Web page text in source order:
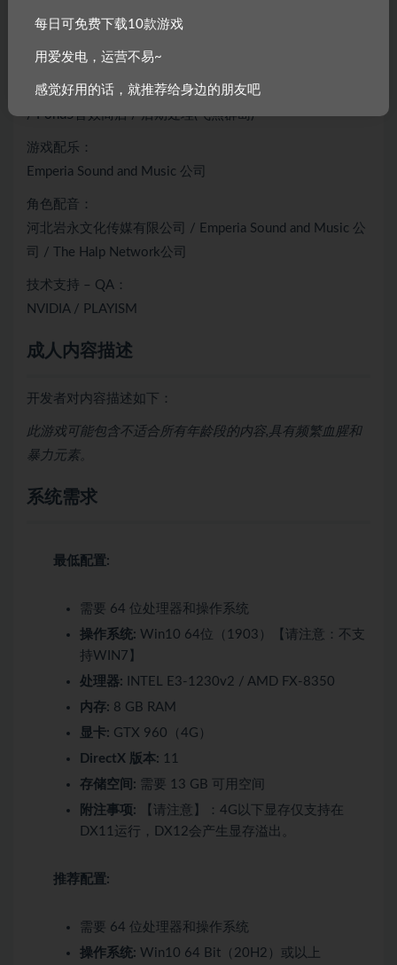
C++程序：虚幻插件商店
游戏音效：
音效资源：A Sound Effect音效商店 / Audiojungle音效商店
/ Pond5音效商店 / 后期处理(飞燕群岛)
游戏配乐：
Emperia Sound and Music 公司
角色配音：
河北岩永文化传媒有限公司 / Emperia Sound and Music 公
司 / The Halp Network公司
技术支持 – QA：
NVIDIA / PLAYISM
成人内容描述
开发者对内容描述如下：
此游戏可能包含不适合所有年龄段的内容,具有频繁血腥和
暴力元素。
系统需求
最低配置:
需要 64 位处理器和操作系统
操作系统: Win10 64位（1903）【请注意：不支
持WIN7】
处理器: INTEL E3-1230v2 / AMD FX-8350
内存: 8 GB RAM
显卡: GTX 960（4G）
DirectX 版本: 11
存储空间: 需要 13 GB 可用空间
附注事项: 【请注意】：4G以下显存仅支持在
DX11运行，DX12会产生显存溢出。
推荐配置:
需要 64 位处理器和操作系统
操作系统: Win10 64 Bit（20H2）或以上
每日可免费下载10款游戏
用爱发电，运营不易~
感觉好用的话，就推荐给身边的朋友吧